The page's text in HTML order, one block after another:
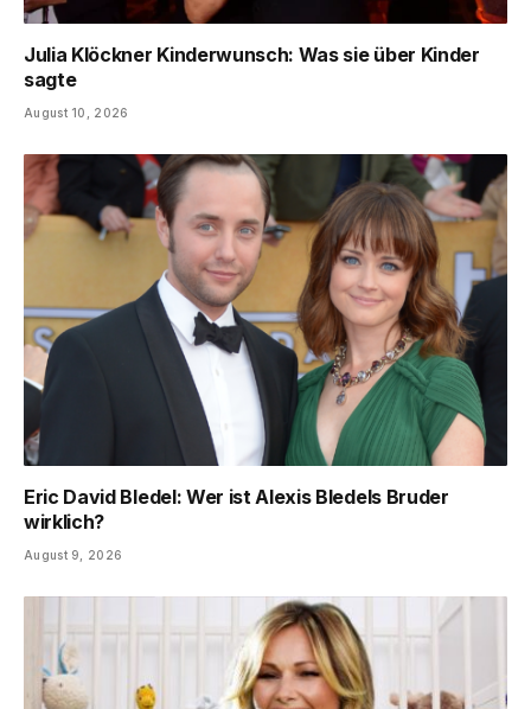
Julia Klöckner Kinderwunsch: Was sie über Kinder
sagte
August 10, 2026
Eric David Bledel: Wer ist Alexis Bledels Bruder
wirklich?
August 9, 2026